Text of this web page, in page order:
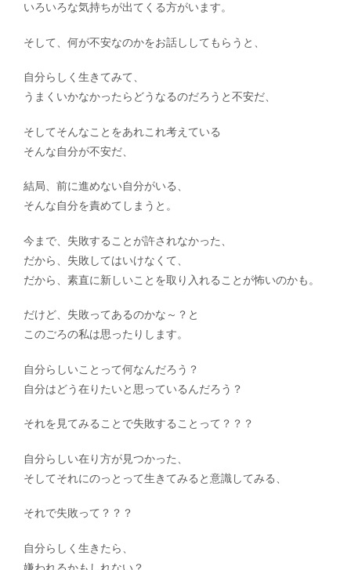
いろいろな気持ちが出てくる方がいます。
そして、何が不安なのかをお話ししてもらうと、
自分らしく生きてみて、
うまくいかなかったらどうなるのだろうと不安だ、
そしてそんなことをあれこれ考えている
そんな自分が不安だ、
結局、前に進めない自分がいる、
そんな自分を責めてしまうと。
今まで、失敗することが許されなかった、
だから、失敗してはいけなくて、
だから、素直に新しいことを取り入れることが怖いのかも。
だけど、失敗ってあるのかな～？と
このごろの私は思ったりします。
自分らしいことって何なんだろう？
自分はどう在りたいと思っているんだろう？
それを見てみることで失敗することって？？？
自分らしい在り方が見つかった、
そしてそれにのっとって生きてみると意識してみる、
それで失敗って？？？
自分らしく生きたら、